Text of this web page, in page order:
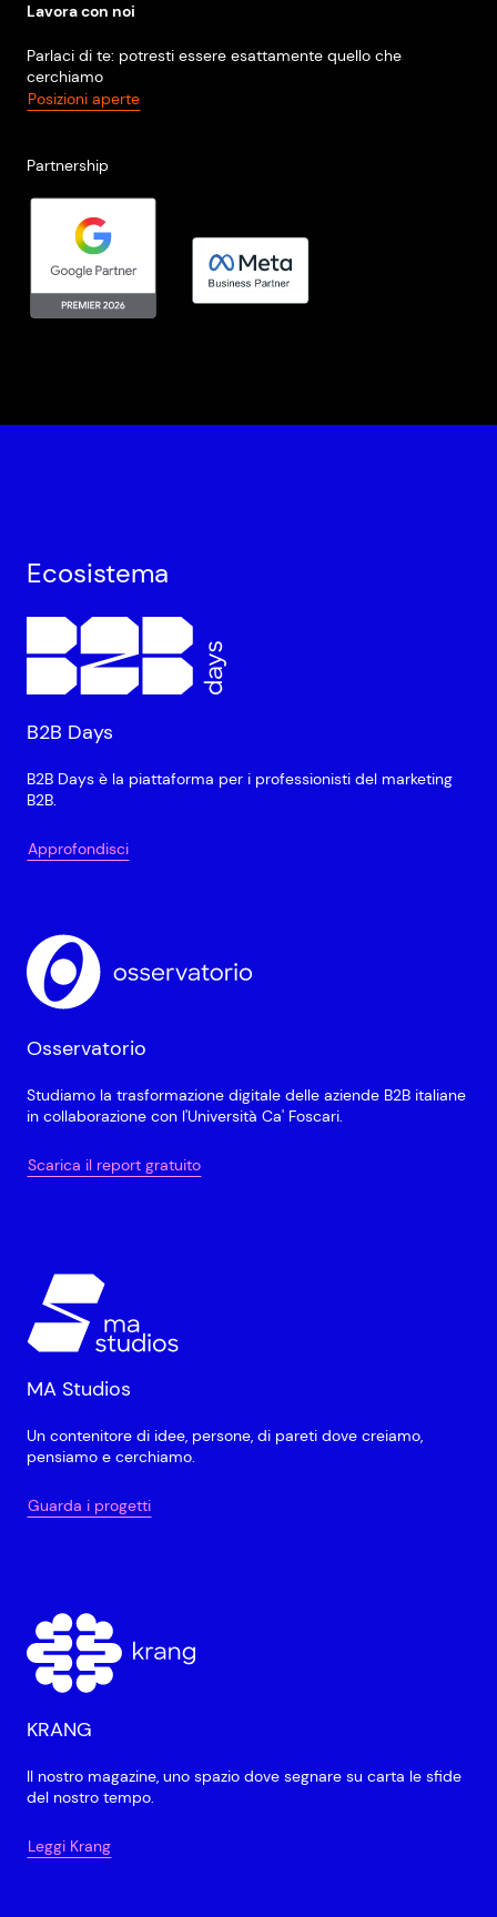
Lavora con noi
Parlaci di te: potresti essere esattamente quello che
cerchiamo
Posizioni aperte
Partnership
Ecosistema
B2B Days
B2B Days è la piattaforma per i professionisti del marketing
B2B.
Approfondisci
Osservatorio
Studiamo la trasformazione digitale delle aziende B2B italiane
in collaborazione con l'Università Ca' Foscari.
Scarica il report gratuito
MA Studios
Un contenitore di idee, persone, di pareti dove creiamo,
pensiamo e cerchiamo.
Guarda i progetti
KRANG
Il nostro magazine, uno spazio dove segnare su carta le sfide
del nostro tempo.
Leggi Krang